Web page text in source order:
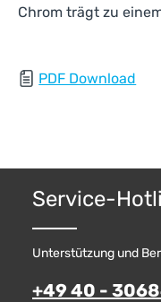
Chrom trägt zu
PDF Download
Service-
Unterstützung und
+49 40 -